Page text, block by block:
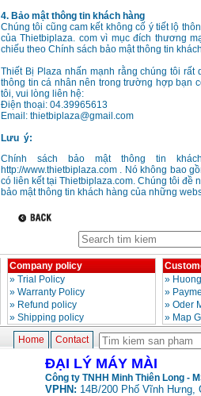
4. Bảo mật thông tin khách hàng
Chúng tôi cũng cam kết không cố ‎‎ý tiết lộ
của Thietbiplaza. com vì mục đích thương
chiếu theo Chính sách bảo mật thông tin
Thiết Bị Plaza nhấn mạnh rằng chúng tôi
thông tin cá nhân nên trong trường hợp bạn
tôi, vui lòng liên hệ:
Điện thoại: 04.39965613
Email: thietbiplaza@gmail.com
Lưu ‎ ý:
Chính sách bảo mật thông tin
http://www.thietbiplaza.com . Nó không bao
có liên kết tại Thietbiplaza.com. Chúng tôi đề
bảo mật thông tin khách hàng của những
Company policy
» Trial Policy
» Warranty Policy
» Refund policy
» Shipping policy
»
»
» Oder
» Map
Home Contact
ĐẠI LÝ MÁY MÀI
Công ty TNHH Minh Thiên Long -
VPHN: 14B/200 Phố Vĩnh Hưng,